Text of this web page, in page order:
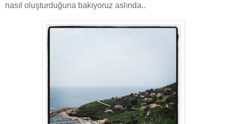
nasıl oluşturduğuna bakıyoruz aslında..